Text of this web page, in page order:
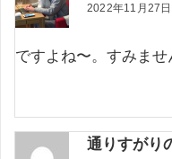
2022年11月27
ですよね〜。すみませ
通りすがり